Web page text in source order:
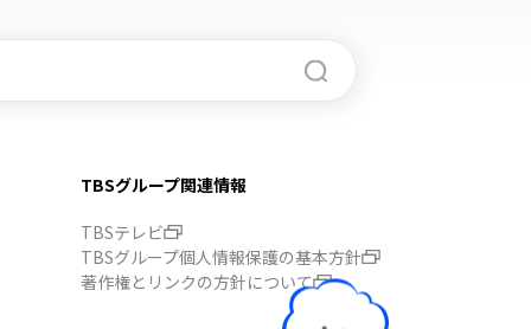
TBSグループ関連情報
TBSテレビ
TBSグループ個人情報保護の基本方針
著作権とリンクの方針について